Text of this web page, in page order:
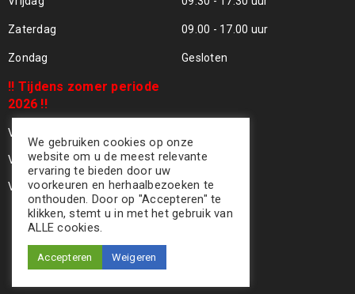
Zaterdag 09.00 - 17.00 uur
Zondag Gesloten
!! Tijdens zomer periode
2026 !!
Vrijdag 24 Juli - Gesloten !!
Vrijdag 31 Juli - Gesloten !!
Vrijdag 07 Aug - Gesloten !!
We gebruiken cookies op onze
website om u de meest relevante
ervaring te bieden door uw
voorkeuren en herhaalbezoeken te
onthouden. Door op "Accepteren" te
klikken, stemt u in met het gebruik van
ALLE cookies.
Accepteren Weigeren